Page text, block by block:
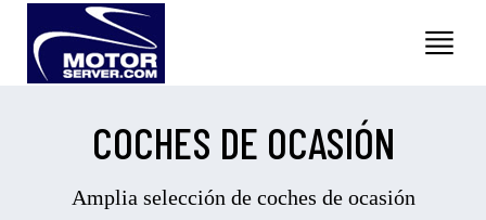
COCHES DE OCASIÓN
Amplia selección de coches de ocasión